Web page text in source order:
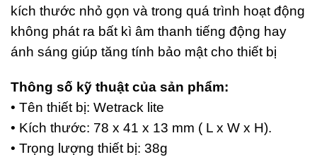
kích thước nhỏ gọn và trong quá trình hoạt động
không phát ra bất kì âm thanh tiếng động hay
ánh sáng giúp tăng tính bảo mật cho thiết bị
Thông số kỹ thuật của sản phẩm:
• Tên thiết bị: Wetrack lite
• Kích thước: 78 x 41 x 13 mm ( L x W x H).
• Trọng lượng thiết bị: 38g